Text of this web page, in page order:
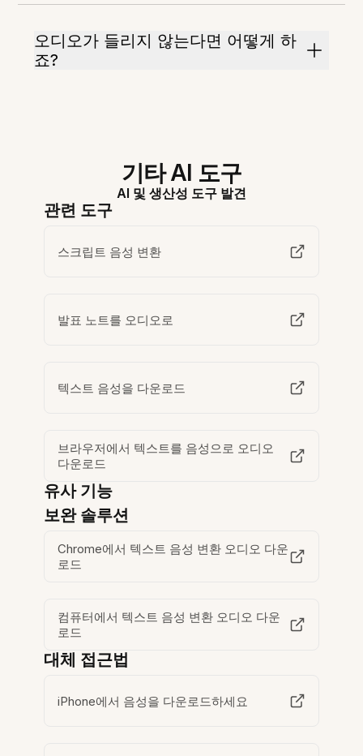
오디오가 들리지 않는다면 어떻게 하
죠?
기타 AI 도구
AI 및 생산성 도구 발견
관련 도구
스크립트 음성 변환
발표 노트를 오디오로
텍스트 음성을 다운로드
브라우저에서 텍스트를 음성으로 오디오
다운로드
유사 기능
보완 솔루션
Chrome에서 텍스트 음성 변환 오디오 다운
로드
컴퓨터에서 텍스트 음성 변환 오디오 다운
로드
대체 접근법
iPhone에서 음성을 다운로드하세요